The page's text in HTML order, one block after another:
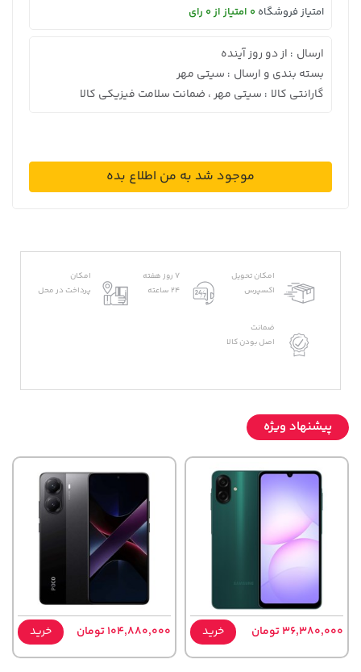
امتیاز فروشگاه 0 امتیاز از 0 رای
ارسال : از دو روز آینده
بسته بندی و ارسال : سیتی مهر
گارانتی کالا : سیتی مهر ، ضمانت سلامت فیزیکی کالا
موجود شد به من اطلاع بده
امکان تحویل
اکسپرس
7 روز هفته
24 ساعته
امکان
پرداخت در محل
ضمانت
اصل بودن کالا
پیشنهاد ویژه
36,380,000 تومان خرید 104,880,000 تومان خرید